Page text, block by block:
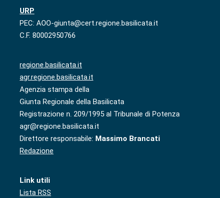
URP
PEC: AOO-giunta@cert.regione.basilicata.it
C.F. 80002950766
regione.basilicata.it
agr.regione.basilicata.it
Agenzia stampa della
Giunta Regionale della Basilicata
Registrazione n. 209/1995 al Tribunale di Potenza
agr@regione.basilicata.it
Direttore responsabile: Massimo Brancati
Redazione
Link utili
Lista RSS